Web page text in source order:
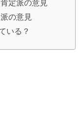
定派の意見
の意見
いる？